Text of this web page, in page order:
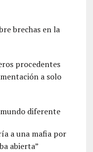
brechas en la
procedentes
a solo
diferente
a una mafia por
abierta”